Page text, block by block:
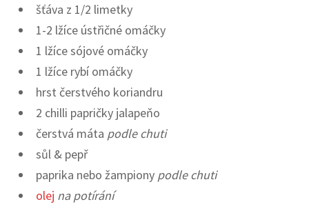
šťáva z 1/2 limetky
1-2 lžíce ústřičné omáčky
1 lžíce sójové omáčky
1 lžíce rybí omáčky
hrst čerstvého koriandru
2 chilli papričky jalapeňo
čerstvá máta podle chuti
sůl & pepř
paprika nebo žampiony podle chuti
olej na potírání